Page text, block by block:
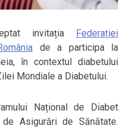
invitația Federației
de a participa la
în contextul diabetului
Mondiale a Diabetului.
Național de Diabet
Asigurări de Sănătate.